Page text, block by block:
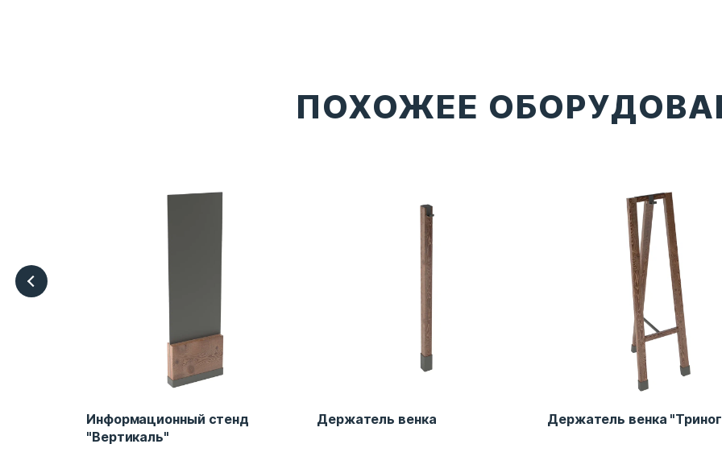
ПОХОЖЕЕ
Информационный стенд
"Вертикаль"
Держатель венка Держатель венка